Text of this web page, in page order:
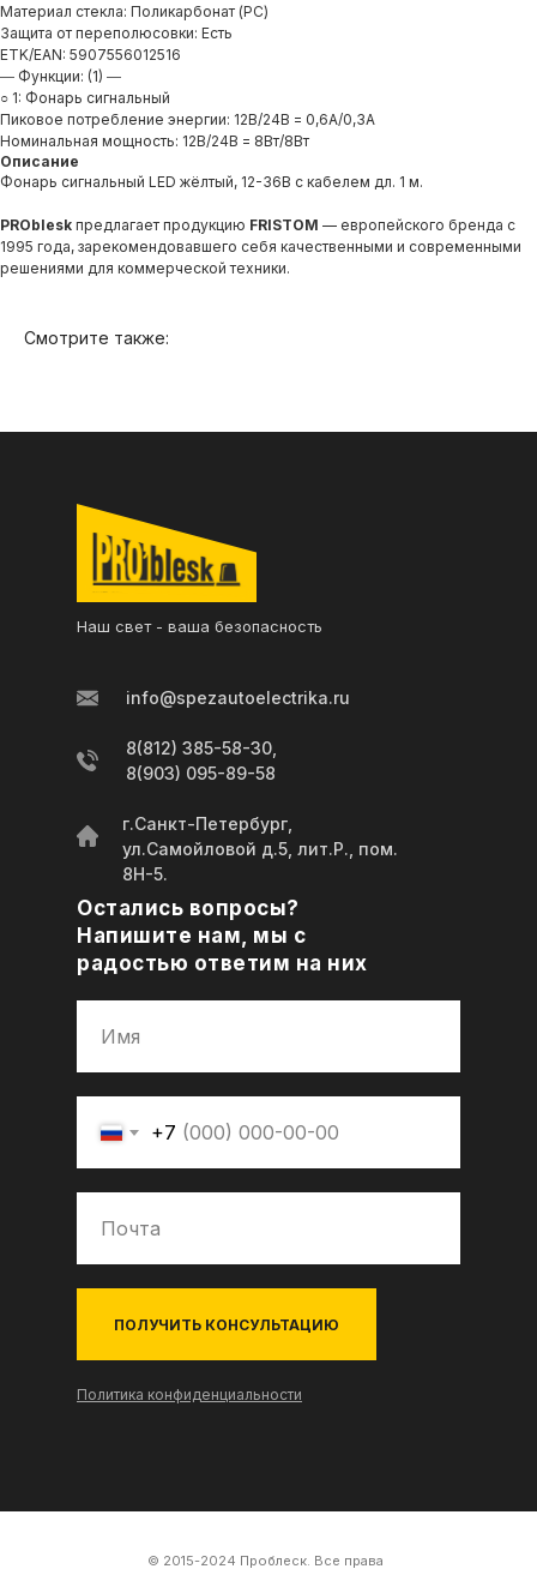
Материал стекла: Поликарбонат (PC)
Защита от переполюсовки: Есть
ETK/EAN: 5907556012516
― Функции: (1) ―
○ 1: Фонарь cигнальный
Пиковое потребление энергии: 12В/24В = 0,6A/0,3A
Номинальная мощность: 12В/24В = 8Вт/8Вт
Описание
Фонарь cигнальный LED жёлтый, 12-36В с кабелем дл. 1 м.
PROblesk предлагает продукцию FRISTOM — европейского бренда с
1995 года, зарекомендовавшего себя качественными и современными
решениями для коммерческой техники.
Смотрите также:
Политика конфиденциальности
8(812) 385-58-30,
8(903) 095-89-58
© 2015-2024 Проблеск. Все права
info@spezautoelectrika.ru
г.Санкт-Петербург,
ул.Самойловой д.5, лит.Р., пом.
8Н-5.
Продукция
О компании
Доставка и оплата
Вопросы и ответы
Как купить?
+7
ПОЛУЧИТЬ КОНСУЛЬТАЦИЮ
Остались вопросы?
Напишите нам, мы с
радостью ответим на них
Наш свет - ваша безопасность